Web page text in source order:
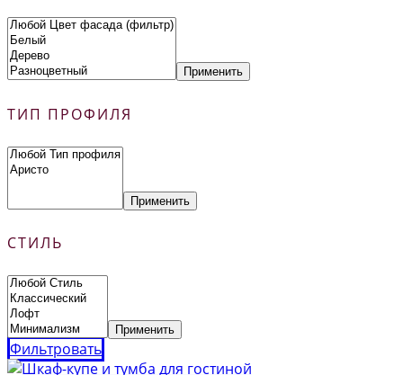
Применить
ТИП ПРОФИЛЯ
Применить
СТИЛЬ
Применить
Фильтровать